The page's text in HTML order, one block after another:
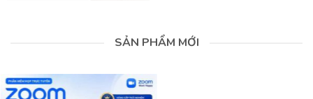
SẢN PHẨM MỚI